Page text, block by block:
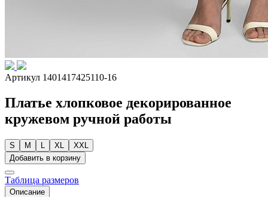
Артикул 1401417425110-16
Платье хлопковое декорированное
кружевом ручной работы
S M XL
XXL
Добавить в корзину
Таблица размеров
Описание